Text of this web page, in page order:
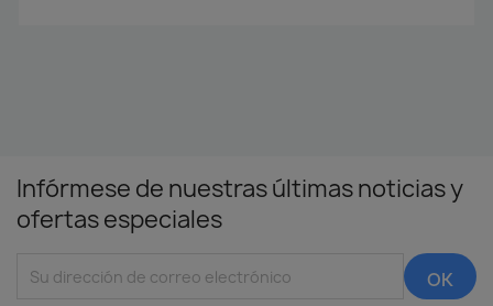
Infórmese de nuestras últimas noticias y
ofertas especiales